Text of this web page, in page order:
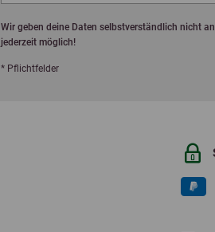
Wir geben deine Daten selbstverständlich nicht
jederzeit möglich!
* Pflichtfelder